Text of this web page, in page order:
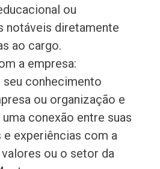
ou
notáveis diretamente
ao cargo.
a empresa:
seu conhecimento
ou organização e
conexão entre suas
e experiências com a
ou o setor da